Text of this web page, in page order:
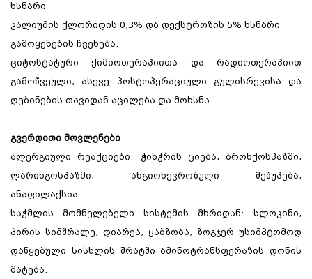
ხსნარი
კალიუმის ქლორიდის 0,3% და დექსტროზის 5% ხსნარი
გამოყენების ჩვენება.
ციტოსტატური ქიმიოთერაპიითა და რადიოთერაპიით
გამოწვეული, ასევე პოსტოპერაციული გულისრევისა და
ღებინების თავიდან აცილება და მოხსნა.
გვერდითი მოვლენები
ალერგიული რეაქციები: ჭინჭრის ციება, ბრონქოსპაზმი,
ლარინგოსპაზმი, ანგიონევროზული შეშუპება,
ანაფილაქსია.
საჭმლის მომნელებელი სისტემის მხრიდან: სლოკინი,
პირის სიმშრალე, დიარეა, ყაბზობა, ზოგჯერ უსიმპტომოდ
დაწყებული სისხლის შრატში ამინოტრანსფერაზის დონის
მატება.